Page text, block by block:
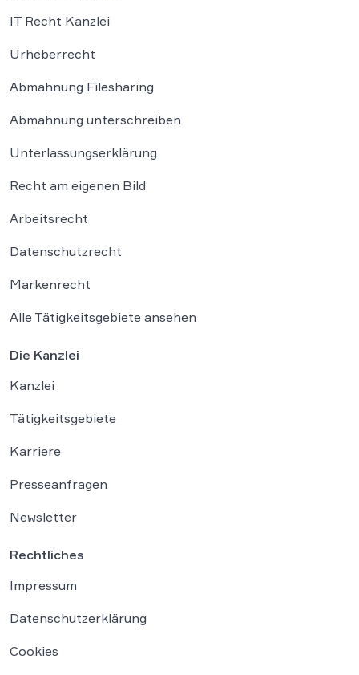
IT Recht Kanzlei
Urheberrecht
Abmahnung Filesharing
Abmahnung unterschreiben
Unterlassungserklärung
Recht am eigenen Bild
Arbeitsrecht
Datenschutzrecht
Markenrecht
Alle Tätigkeitsgebiete ansehen
Die Kanzlei
Kanzlei
Tätigkeitsgebiete
Karriere
Presseanfragen
Newsletter
Rechtliches
Impressum
Datenschutzerklärung
Cookies